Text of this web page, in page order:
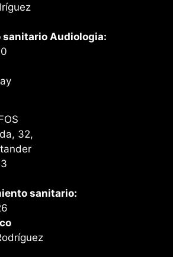
sanitario Audiologia:
32,
sanitario: